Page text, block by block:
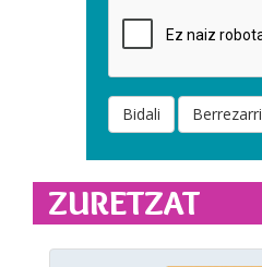
Bidali Berrezarri
ZURETZAT